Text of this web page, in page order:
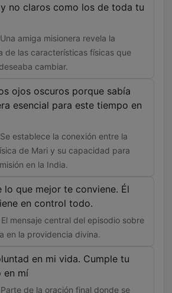
no claros como los de toda tu
amiga misionera revela la
de las características físicas que
cambiar.
ojos oscuros porque sabía
esencial para este tiempo en
establece la conexión entre la
de Mari y su capacidad para
en la India.
lo que mejor te conviene. Él
en control todo.
mensaje central del episodio sobre
en la providencia divina.
en mi vida. Cumple tu
en mí
de la oración final donde se